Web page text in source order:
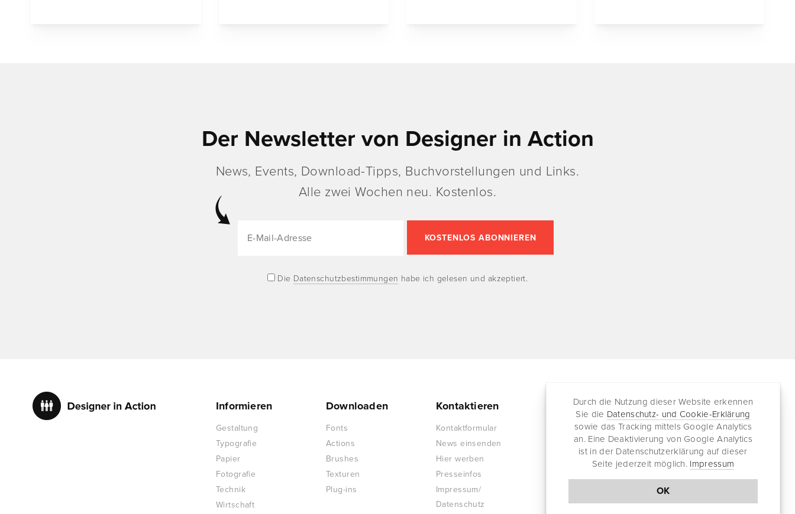
Durch die Nutzung dieser Website erkennen
Sie die Datenschutz- und Cookie-Erklärung
sowie das Tracking mittels Google Analytics
an. Eine Deaktivierung von Google Analytics
ist in der Datenschutzerklärung auf dieser
Seite jederzeit möglich. Impressum
OK
Der Newsletter von Designer in Action
News, Events, Download-Tipps, Buchvorstellungen und Links.
Alle zwei Wochen neu. Kostenlos.
Die Datenschutzbestimmungen habe ich gelesen und akzeptiert.
Informieren
Gestaltung
Typografie
Papier
Fotografie
Technik
Wirtschaft
Downloaden
Fonts
Actions
Brushes
Texturen
Plug-ins
Kontaktieren
Kontaktformular
News einsenden
Hier werben
Presseinfos
Impressum/
Datenschutz
Folgen
Facebook
Partnersites
Rullkötter AGD
Jazz for me